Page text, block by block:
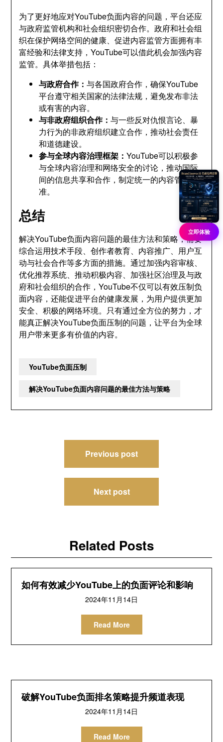
为了更好地应对YouTube负面内容的问题，平台还应
与政府监管机构和社会组织密切合作。政府和社会组
织在保护网络空间的健康、促进内容监管方面拥有丰
富经验和法律支持，YouTube可以借此机会加强内容
监管。具体举措包括：
与政府合作：与各国政府合作，确保YouTube
平台遵守相关国家的法律法规，避免发布非法
或有害的内容。
与非政府组织合作：与一些反对仇恨言论、暴
力行为的非政府组织建立合作，推动社会责任
和道德建设。
参与全球内容治理框架：YouTube可以积极参
与全球内容治理和网络安全的讨论，推动国际
间的信息共享和合作，制定统一的内容管理标
准。
总结
解决YouTube负面内容问题的最佳方法和策略，需要
综合运用技术手段、创作者教育、内容推广、用户互
动与社会合作等多方面的措施。通过加强内容审核、
优化推荐系统、推动积极内容、加强社区治理及与政
府和社会组织的合作，YouTube不仅可以有效压制负
面内容，还能促进平台的健康发展，为用户提供更加
安全、积极的网络环境。只有通过全方位的努力，才
能真正解决YouTube负面压制的问题，让平台为全球
用户带来更多有价值的内容。
YouTube负面压制
解决YouTube负面内容问题的最佳方法与策略
Previous post
Next post
Related Posts
如何有效减少YouTube上的负面评论和影响
2024年11月14日
Read More
破解YouTube负面排名策略提升频道表现
2024年11月14日
Read More
立即体验